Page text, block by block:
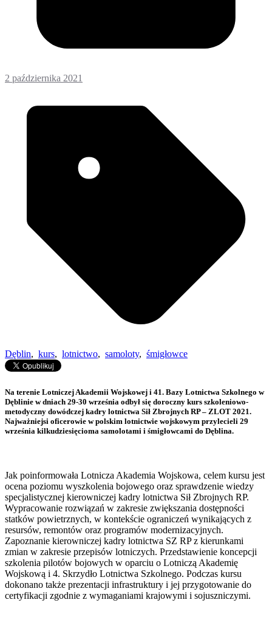
2 października 2021
Dęblin, kurs, lotnictwo, samoloty, śmigłowce
Na terenie Lotniczej Akademii Wojskowej i 41. Bazy Lotnictwa Szkolnego w
Dęblinie w dniach 29-30 września odbył się doroczny kurs szkoleniowo-
metodyczny dowódczej kadry lotnictwa Sił Zbrojnych RP – ZLOT 2021.
Najważniejsi oficerowie w polskim lotnictwie wojskowym przylecieli 29
września kilkudziesięcioma samolotami i śmigłowcami do Dęblina.
Jak poinformowała Lotnicza Akademia Wojskowa, celem kursu jest
ocena poziomu wyszkolenia bojowego oraz sprawdzenie wiedzy
specjalistycznej kierowniczej kadry lotnictwa Sił Zbrojnych RP.
Wypracowanie rozwiązań w zakresie zwiększania dostępności
statków powietrznych, w kontekście ograniczeń wynikających z
resursów, remontów oraz programów modernizacyjnych.
Zapoznanie kierowniczej kadry lotnictwa SZ RP z kierunkami
zmian w zakresie przepisów lotniczych. Przedstawienie koncepcji
szkolenia pilotów bojowych w oparciu o Lotniczą Akademię
Wojskową i 4. Skrzydło Lotnictwa Szkolnego. Podczas kursu
dokonano także prezentacji infrastruktury i jej przygotowanie do
certyfikacji zgodnie z wymaganiami krajowymi i sojuszniczymi.